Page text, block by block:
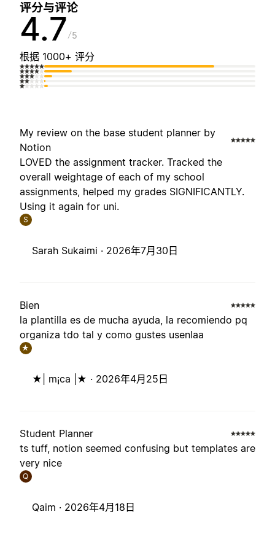
评分与评论
4.7 5
根据 1000+ 评分
My review on the base student planner by
Notion
LOVED the assignment tracker. Tracked the
overall weightage of each of my school
assignments, helped my grades SIGNIFICANTLY.
Using it again for uni.
S
Sarah Sukaimi · 2026年7月30日
Bien
la plantilla es de mucha ayuda, la recomiendo pq
organiza tdo tal y como gustes usenlaa
★
★| m¡ca |★ · 2026年4月25日
Student Planner
ts tuff, notion seemed confusing but templates are
very nice
Q
Qaim · 2026年4月18日